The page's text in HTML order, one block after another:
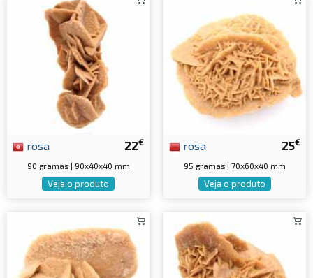
22€
rosa
90 gramas | 90x40x40 mm
Veja o produto
25€
rosa
95 gramas | 70x60x40 mm
Veja o produto